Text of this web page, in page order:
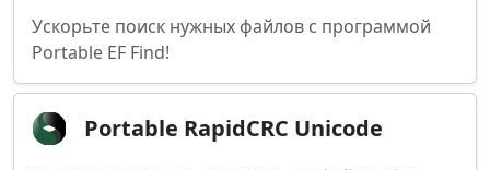
Ускорьте поиск нужных файлов с программой
Portable EF Find!
Portable RapidCRC Unicode